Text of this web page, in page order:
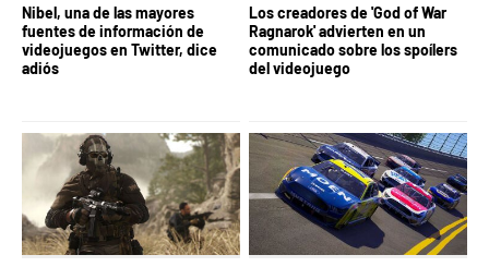
Nibel, una de las mayores
fuentes de información de
videojuegos en Twitter, dice
adiós
Los creadores de 'God of War
Ragnarok' advierten en un
comunicado sobre los spoílers
del videojuego